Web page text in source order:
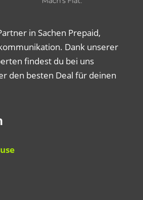
in Sachen Prepaid,
Dank unserer
findest du bei uns
den besten Deal für deinen